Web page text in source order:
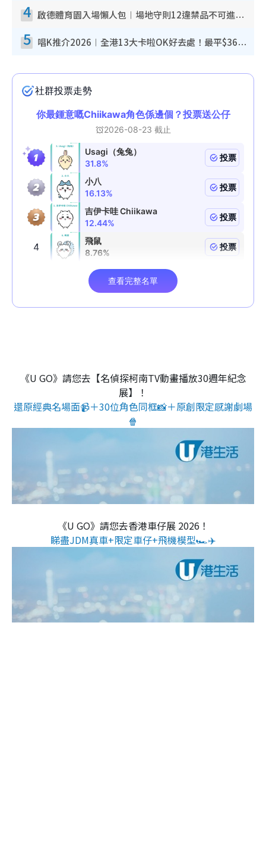
4 啟德體育園入場懶人包︱場地守則12違禁品不可進場准帶細水樽但全場禁樽蓋！應援牌有限制！
5 唱K推介2026︱全港13大卡啦OK好去處！最平$36起 日文K都有！(附地址+收費詳情)
《U GO》請您去【名偵探柯南TV動畫播放30週年紀念
展】！
還原經典名場面📹＋30位角色同框📸＋原創限定感謝劇場
🍿
《U GO》請您去香港車仔展 2026！
睇盡JDM真車+限定車仔+飛機模型🏎️✈️